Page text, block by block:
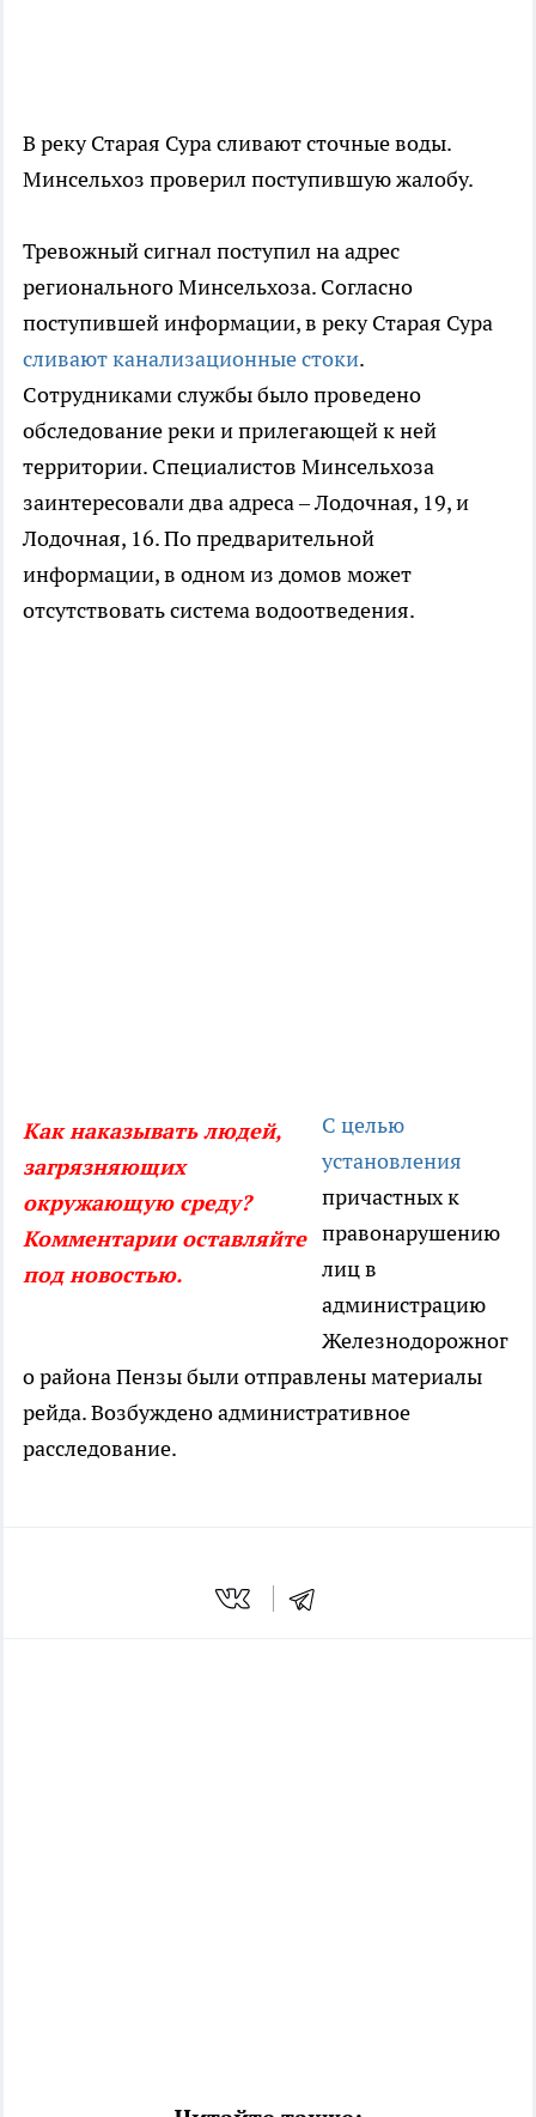
В реку Старая Сура сливают сточные воды.
Минсельхоз проверил поступившую жалобу.
Тревожный сигнал поступил на адрес
регионального Минсельхоза. Согласно
поступившей информации, в реку Старая Сура
сливают канализационные стоки.
Сотрудниками службы было проведено
обследование реки и прилегающей к ней
территории. Специалистов Минсельхоза
заинтересовали два адреса – Лодочная, 19, и
Лодочная, 16. По предварительной
информации, в одном из домов может
отсутствовать система водоотведения.
Как наказывать людей,
загрязняющих
окружающую среду?
Комментарии оставляйте
под новостью.
С целью
установления
причастных к
правонарушению
лиц в
администрацию
Железнодорожног
о района Пензы были отправлены материалы
рейда. Возбуждено административное
расследование.